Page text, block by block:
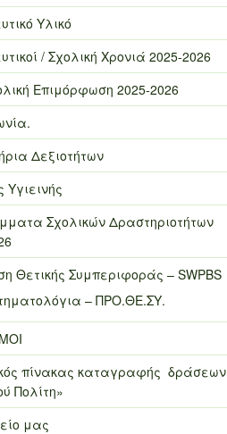
Υλικό
/ Σχολική Χρονιά 2025-2026
Επιμόρφωση 2025-2026
Δεξιοτήτων
Υγιεινής
Σχολικών Δραστηριοτήτων
Θετικής Συμπεριφοράς – SWPBS
– ΠΡΟ.ΘΕ.ΣΥ.
πίνακας καταγραφής δράσεων
Πολίτη»
μας